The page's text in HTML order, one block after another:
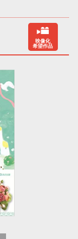
映像化
希望作品